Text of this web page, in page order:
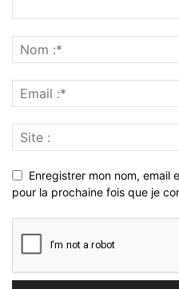
Enregistrer mon nom, email
pour la prochaine fois que je